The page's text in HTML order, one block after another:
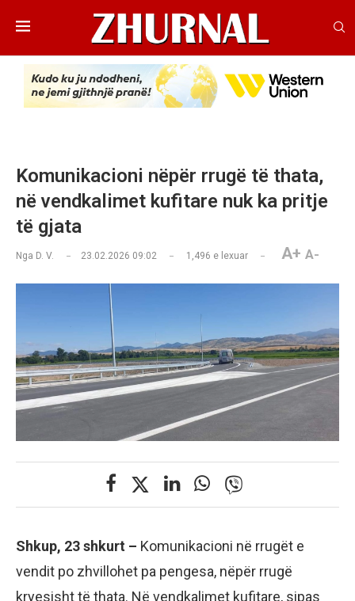
Komunikacioni nëpër rrugë të thata,
në vendkalimet kufitare nuk ka pritje
të gjata
Nga D. V. 23.02.2026 09:02 1,496 e lexuar A+ A-
Shkup, 23 shkurt – Komunikacioni në rrugët e
vendit po zhvillohet pa pengesa, nëpër rrugë
kryesisht të thata. Në vendkalimet kufitare, sipas